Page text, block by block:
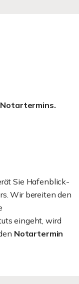
Sie Hafenblick-
Wir bereiten den
eingeht, wird
Notartermin